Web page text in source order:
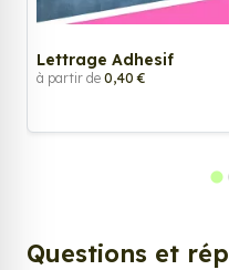
Lettrage Adhesif
à partir de 0,40 €
Questions et